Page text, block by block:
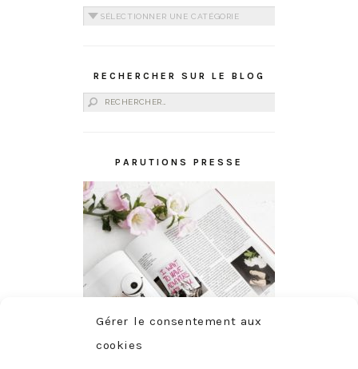
Gérer le consentement aux
cookies
Catégories
RECHERCHER SUR LE BLOG
Rechercher :
PARUTIONS PRESSE